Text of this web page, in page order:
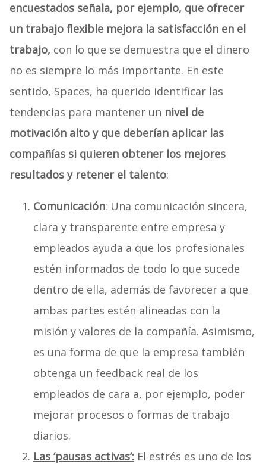
encuestados señala, por ejemplo, que ofrecer
un trabajo flexible mejora la satisfacción en el
trabajo, con lo que se demuestra que el dinero
no es siempre lo más importante. En este
sentido, Spaces, ha querido identificar las
tendencias para mantener un nivel de
motivación alto y que deberían aplicar las
compañías si quieren obtener los mejores
resultados y retener el talento:
Comunicación: Una comunicación sincera,
clara y transparente entre empresa y
empleados ayuda a que los profesionales
estén informados de todo lo que sucede
dentro de ella, además de favorecer a que
ambas partes estén alineadas con la
misión y valores de la compañía. Asimismo,
es una forma de que la empresa también
obtenga un feedback real de los
empleados de cara a, por ejemplo, poder
mejorar procesos o formas de trabajo
diarios.
Las ‘pausas activas’:El estrés es uno de los